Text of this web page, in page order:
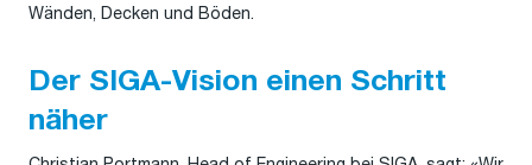
Wänden, Decken und Böden.
Der SIGA-Vision einen Schritt
näher